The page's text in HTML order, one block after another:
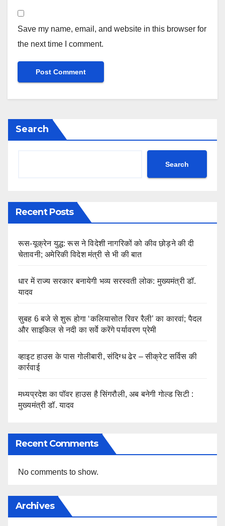
Save my name, email, and website in this browser for
the next time I comment.
Search
Search
Recent Posts
रूस-यूक्रेन युद्ध: रूस ने विदेशी नागरिकों को कीव छोड़ने की दी
चेतावनी; अमेरिकी विदेश मंत्री से भी की बात
धार में राज्य सरकार बनायेगी भव्य सरस्वती लोक: मुख्यमंत्री डॉ.
यादव
सुबह 6 बजे से शुरू होगा ‘कलियासोत रिवर रैली’ का कारवां; पैदल
और साइकिल से नदी का सर्वे करेंगे पर्यावरण प्रेमी
व्हाइट हाउस के पास गोलीबारी, संदिग्ध ढेर – सीक्रेट सर्विस की
कार्रवाई
मध्यप्रदेश का पॉवर हाउस है सिंगरौली, अब बनेगी गोल्ड सिटी :
मुख्यमंत्री डॉ. यादव
Recent Comments
No comments to show.
Archives